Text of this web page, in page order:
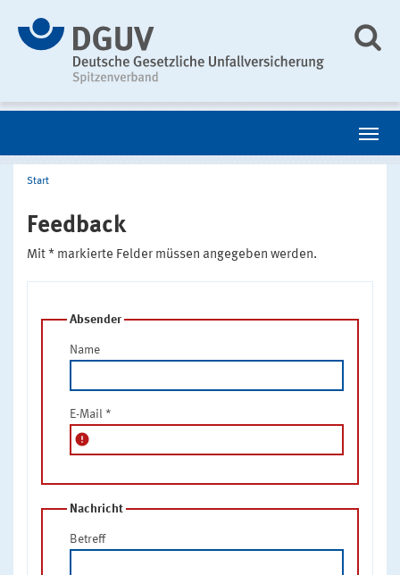
Start
Feedback
Mit * markierte Felder müssen angegeben werden.
Absender
Name
E-Mail *
error
Nachricht
Betreff